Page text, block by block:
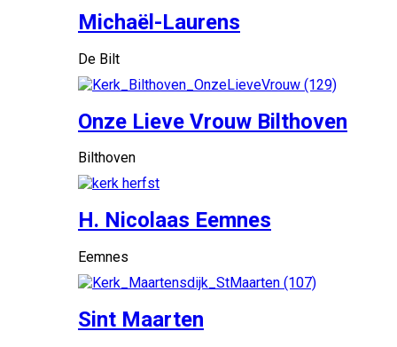
Michaël-Laurens
De Bilt
Onze Lieve Vrouw Bilthoven
Bilthoven
H. Nicolaas Eemnes
Eemnes
Sint Maarten